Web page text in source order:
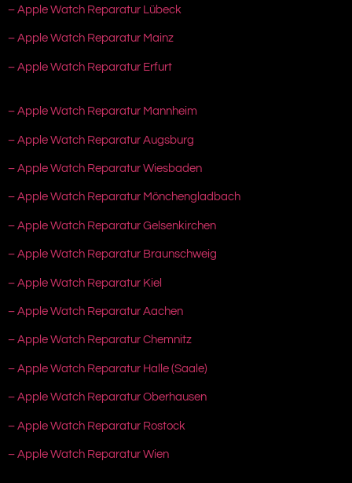
– Apple Watch Reparatur Lübeck
– Apple Watch Reparatur Mainz
– Apple Watch Reparatur Erfurt
– Apple Watch Reparatur Mannheim
– Apple Watch Reparatur Augsburg
– Apple Watch Reparatur Wiesbaden
– Apple Watch Reparatur Mönchengladbach
– Apple Watch Reparatur Gelsenkirchen
– Apple Watch Reparatur Braunschweig
– Apple Watch Reparatur Kiel
– Apple Watch Reparatur Aachen
– Apple Watch Reparatur Chemnitz
– Apple Watch Reparatur Halle (Saale)
– Apple Watch Reparatur Oberhausen
– Apple Watch Reparatur Rostock
– Apple Watch Reparatur Wien